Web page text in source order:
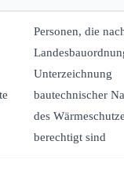
Personen, die
Unterzeichnung
bautechnischer
des
berechtigt sind